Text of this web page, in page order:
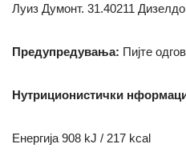
Луиз Думонт. 31.40211
Предупредувања: Пијте
Нутриционистички
Енергија 908 kJ / 217 kcal